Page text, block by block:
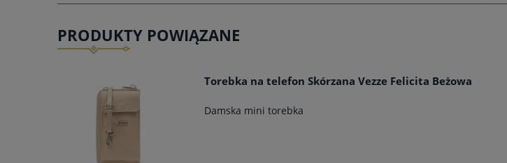
PRODUKTY POWIĄZANE
Torebka na telefon Skórzana Vezze Felicita Beżowa
Damska mini torebka